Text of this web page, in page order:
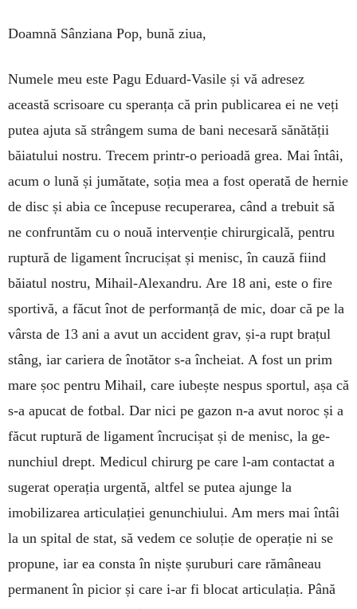
Doamnă Sânziana Pop, bună ziua,
Numele meu este Pagu Eduard-Vasile și vă adre­sez
această scrisoare cu speranța că prin pu­bli­carea ei ne veți
putea ajuta să strângem suma de bani necesară sănătății
băiatului nostru. Trecem prin­tr-o perioadă grea. Mai întâi,
acum o lună și ju­mătate, soția mea a fost operată de hernie
de disc și abia ce începuse recuperarea, când a trebuit să
ne con­frun­tăm cu o nouă intervenție chirurgicală, pentru
ruptu­ră de ligament încrucișat și menisc, în cauză fiind
băiatul nostru, Mihail-Alexandru. Are 18 ani, este o fire
sportivă, a făcut înot de performanță de mic, doar că pe la
vârsta de 13 ani a avut un acci­dent grav, și-a rupt brațul
stâng, iar cariera de îno­tător s-a încheiat. A fost un prim
mare șoc pentru Mi­hail, care iubește nespus sportul, așa că
s-a apucat de fotbal. Dar nici pe gazon n-a avut noroc și a
făcut ruptură de ligament încrucișat și de menisc, la ge­
nunchiul drept. Medicul chirurg pe care l-am contac­tat a
sugerat operația urgentă, altfel se putea ajunge la
imobilizarea articulației genunchiului. Am mers mai întâi
la un spital de stat, să vedem ce soluție de operație ni se
propune, iar ea consta în niște șuruburi care rămâneau
permanent în picior și care i-ar fi blocat articulația. Până